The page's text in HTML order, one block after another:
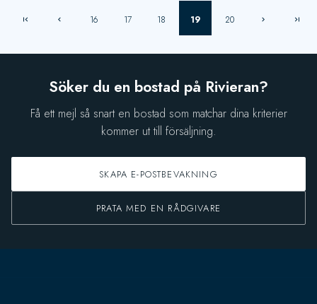
16 17 18 19 20
Söker du en bostad på Rivieran?
Få ett mejl så snart en bostad som matchar dina kriterier
kommer ut till försäljning.
SKAPA E-POSTBEVAKNING
PRATA MED EN RÅDGIVARE